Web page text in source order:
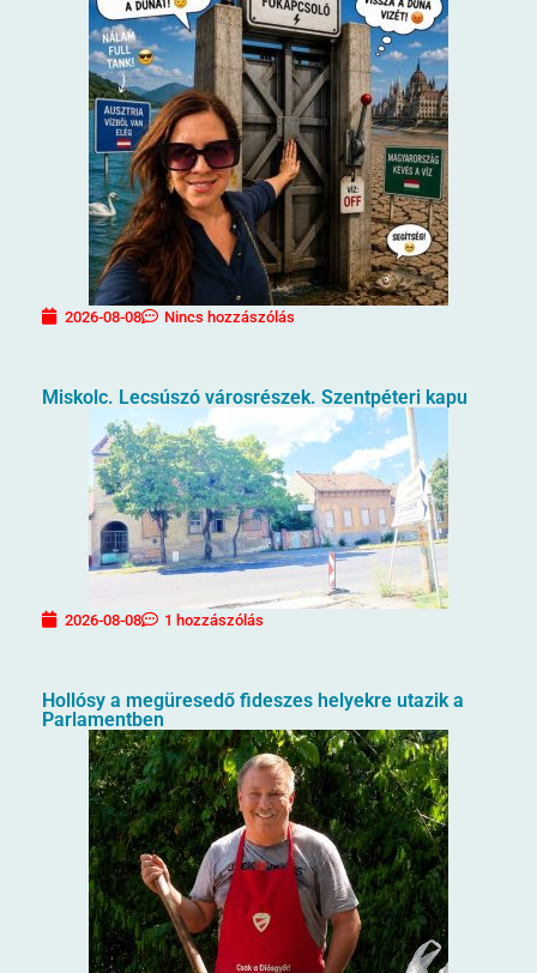
2026-08-08 Nincs hozzászólás
Miskolc. Lecsúszó városrészek. Szentpéteri kapu
2026-08-08 1 hozzászólás
Hollósy a megüresedő fideszes helyekre utazik a
Parlamentben